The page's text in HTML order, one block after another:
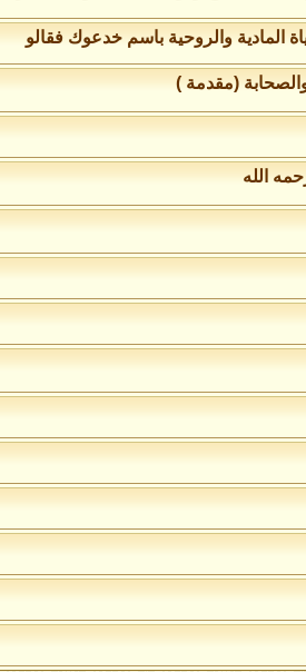
المادية والروحية باسم خدعوك فقالو
(مقدمة )
الله